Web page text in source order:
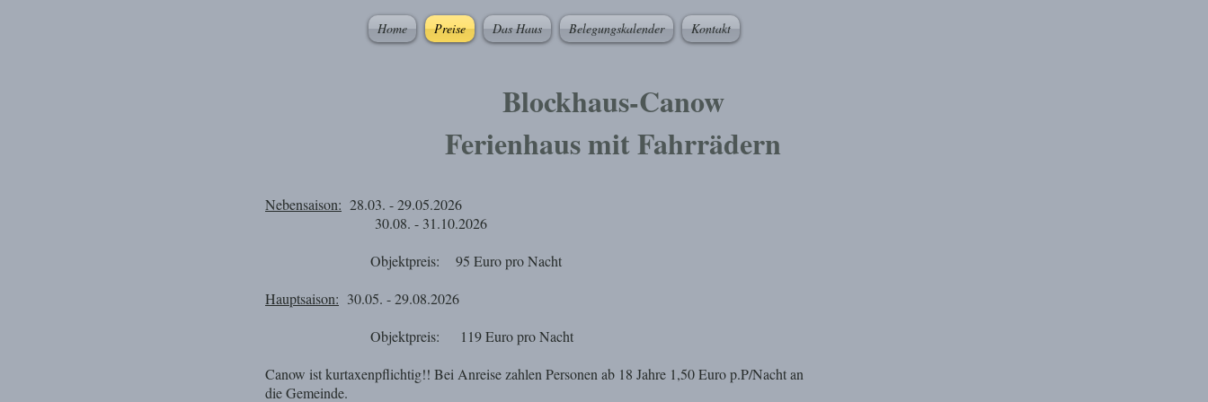
Home Preise Das Haus Belegungskalender Kontakt
Blockhaus-Canow
Ferienhaus mit Fahrrädern
Nebensaison: 28.03. - 29.05.2026
30.08. - 31.10.2026
Objektpreis: 95 Euro pro Nacht
Hauptsaison: 30.05. - 29.08.2026
Objektpreis: 119 Euro pro Nacht
Canow ist kurtaxenpflichtig!! Bei Anreise zahlen Personen ab 18 Jahre 1,50 Euro p.P/Nacht an
die Gemeinde.